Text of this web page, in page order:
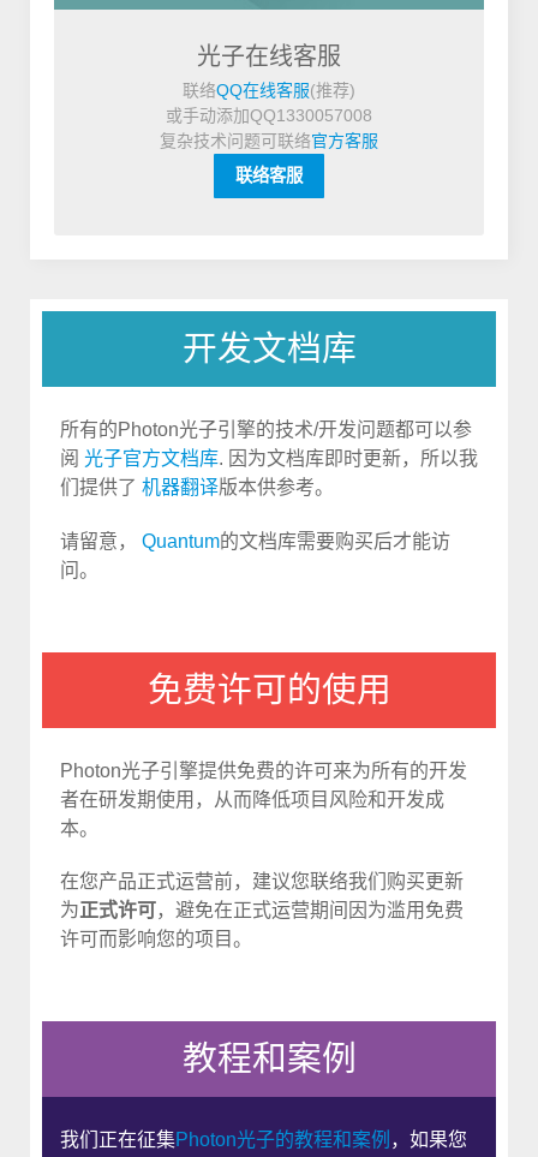
光子在线客服
联络QQ在线客服(推荐)
或手动添加QQ1330057008
复杂技术问题可联络官方客服
联络客服
开发文档库
所有的Photon光子引擎的技术/开发问题都可以参
阅 光子官方文档库. 因为文档库即时更新，所以我
们提供了 机器翻译版本供参考。
请留意， Quantum的文档库需要购买后才能访
问。
免费许可的使用
Photon光子引擎提供免费的许可来为所有的开发
者在研发期使用，从而降低项目风险和开发成
本。
在您产品正式运营前，建议您联络我们购买更新
为正式许可，避免在正式运营期间因为滥用免费
许可而影响您的项目。
教程和案例
我们正在征集Photon光子的教程和案例 ，如果您